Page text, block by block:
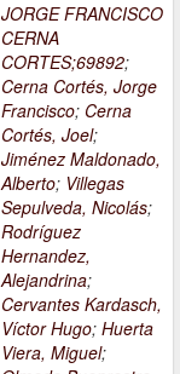
JORGE FRANCISCO
CERNA
CORTES;69892;
Cerna Cortés, Jorge
Francisco; Cerna
Cortés, Joel;
Jiménez Maldonado,
Alberto; Villegas
Sepulveda, Nicolás;
Rodríguez
Hernandez,
Alejandrina;
Cervantes Kardasch,
Víctor Hugo; Huerta
Viera, Miguel;